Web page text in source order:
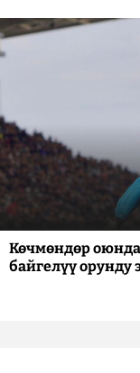
Көчмөндөр
байгелүү орунду